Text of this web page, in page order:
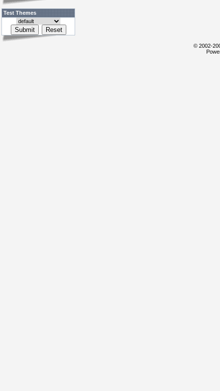
Test Themes
© 2002-